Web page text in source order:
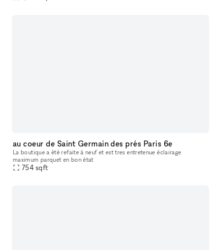
au coeur de Saint Germain des prés Paris 6e
La boutique a été refaite à neuf et est tres entretenue éclairage
maximum parquet en bon état
754 sqft